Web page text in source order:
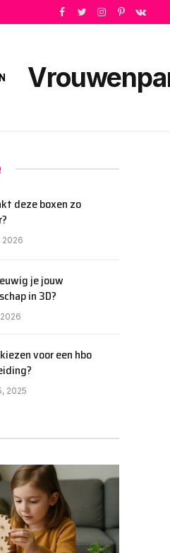
Facebook
TwitterInstagram
Pinterest
deze boxen zo
2026
je jouw
in 3D?
voor een hbo
2025